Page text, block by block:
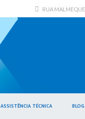
RUA
ASSISTÊNCIA TÉCNICA BLOG